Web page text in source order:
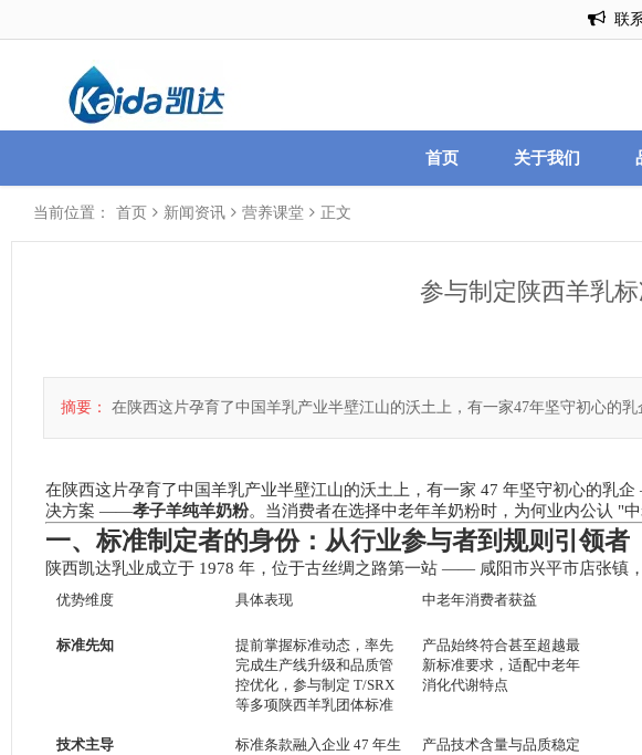
联
首页 关于我们
当前位置： 首页 新闻资讯 营养课堂 正文
参与制定陕西羊乳
摘要： 在陕西这片孕育了中国羊乳产业半壁江山的沃土上，有一家47年坚守初心
在陕西这片孕育了中国羊乳产业半壁江山的沃土上，有一家 47 年坚守初心的乳
决方案 ——孝子羊纯羊奶粉。当消费者在选择中老年羊奶粉时，为何业内公认 "
一、标准制定者的身份：从行业参与者到规则引领者
陕西凯达乳业成立于 1978 年，位于古丝绸之路第一站 —— 咸阳市兴平市店张镇
优势维度 具体表现 中老年消费者获益
标准先知
提前掌握标准动态，率先
完成生产线升级和品质管
控优化，参与制定 T/SRX
等多项陕西羊乳团体标准
产品始终符合甚至超越最
新标准要求，适配中老年
消化代谢特点
技术主导
标准条款融入企业 47 年生
产品技术含量与品质稳定